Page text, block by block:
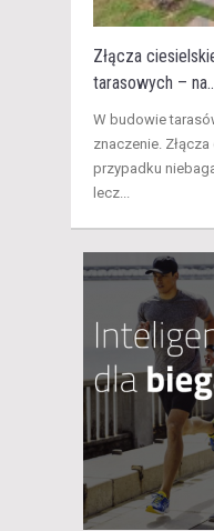
Złącza
tarasowych –
W budowie
znaczenie.
przypadku
lecz...